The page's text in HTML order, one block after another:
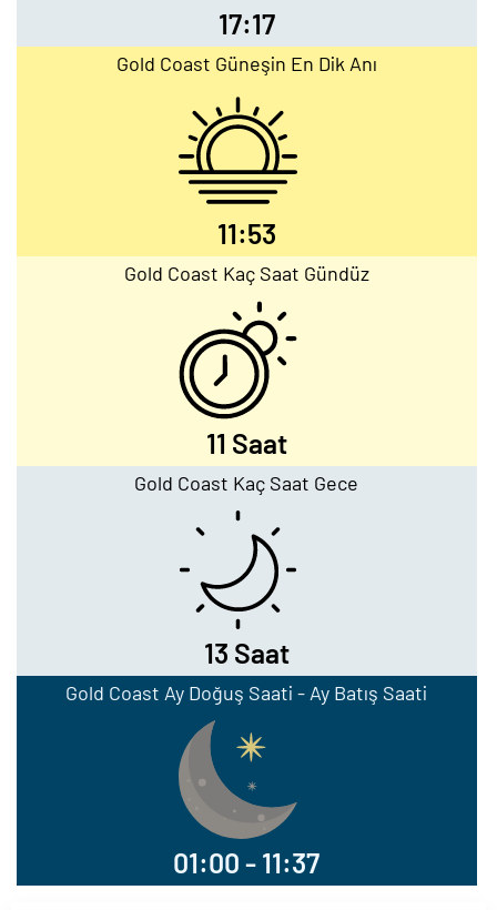
17:17
Gold Coast Güneşin En Dik Anı
11:53
Gold Coast Kaç Saat Gündüz
11 Saat
Gold Coast Kaç Saat Gece
13 Saat
Gold Coast Ay Doğuş Saati - Ay Batış Saati
01:00 - 11:37